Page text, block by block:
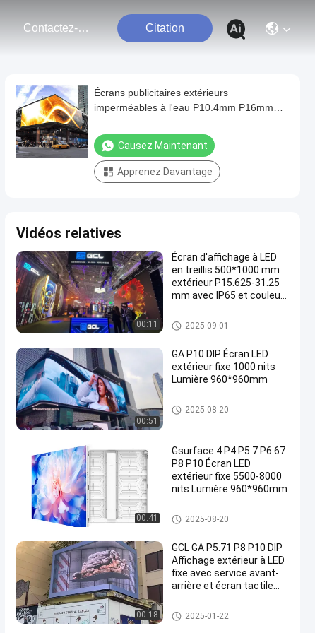
Contactez-Nous Citation
Écrans publicitaires extérieurs
imperméables à l'eau P10.4mm P16mm
Causez Maintenant
Apprenez Davantage
Vidéos relatives
00:11
Écran d'affichage à LED
en treillis 500*1000 mm
extérieur P15.625-31.25
mm avec IP65 et couleur
Affichage LED transparent
2025-09-01
00:51
GA P10 DIP Écran LED
extérieur fixe 1000 nits
Lumière 960*960mm
Affichage mené de publicité ext
érieure
2025-08-20
00:41
Gsurface 4 P4 P5.7 P6.67
P8 P10 Écran LED
extérieur fixe 5500-8000
nits Lumière 960*960mm
Affichage mené de publicité ext
érieure
2025-08-20
00:18
GCL GA P5.71 P8 P10 DIP
Affichage extérieur à LED
fixe avec service avant-
arrière et écran tactile
affichage à LED fixe extérieur
2025-01-22